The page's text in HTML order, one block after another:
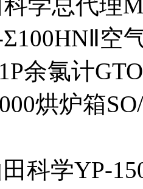
学总代理
空
余氯计
烘炉箱
科学YP-